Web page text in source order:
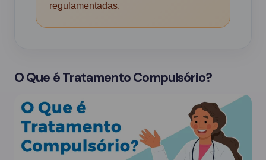
regulamentadas.
O Que é Tratamento Compulsório?